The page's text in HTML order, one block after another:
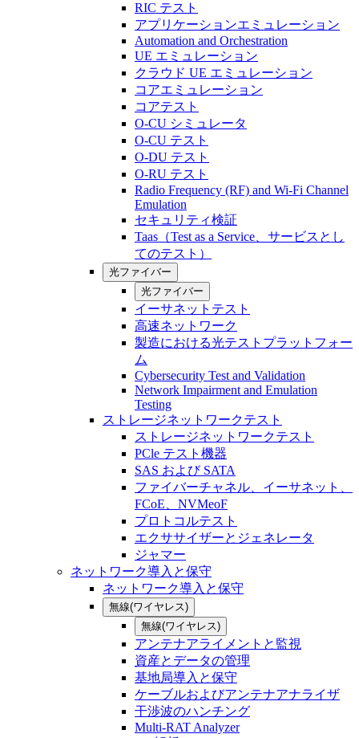
RIC テスト
アプリケーションエミュレーション
Automation and Orchestration
UE エミュレーション
クラウド UE エミュレーション
コアエミュレーション
コアテスト
O-CU シミュレータ
O-CU テスト
O-DU テスト
O-RU テスト
Radio Frequency (RF) and Wi-Fi Channel
Emulation
セキュリティ検証
Taas（Test as a Service、サービスとし
てのテスト）
光ファイバー
光ファイバー
イーサネットテスト
高速ネットワーク
製造における光テストプラットフォー
ム
Cybersecurity Test and Validation
Network Impairment and Emulation
Testing
ストレージネットワークテスト
ストレージネットワークテスト
PCle テスト機器
SAS および SATA
ファイバーチャネル、イーサネット、
FCoE、NVMeoF
プロトコルテスト
エクササイザーとジェネレータ
ジャマー
ネットワーク導入と保守
ネットワーク導入と保守
無線(ワイヤレス)
無線(ワイヤレス)
アンテナアライメントと監視
資産とデータの管理
基地局導入と保守
ケーブルおよびアンテナアナライザ
干渉波のハンチング
Multi-RAT Analyzer